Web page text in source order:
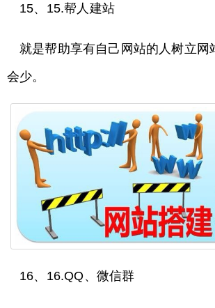
15、15.帮人建站
就是帮助享有自己网站的人树立网
会少。
16、16.QQ、微信群